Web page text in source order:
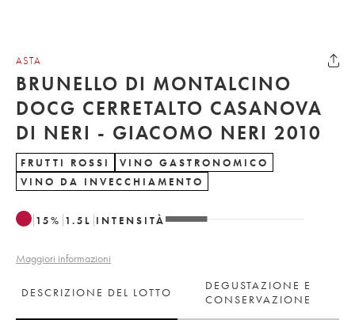
ASTA
BRUNELLO DI MONTALCINO
DOCG CERRETALTO CASANOVA
DI NERI - GIACOMO NERI 2010
FRUTTI ROSSI
VINO GASTRONOMICO
VINO DA INVECCHIAMENTO
15% 1.5 L INTENSITÀ
Maggiori informazioni
DESCRIZIONE DEL LOTTO
DEGUSTAZIONE E
CONSERVAZIONE